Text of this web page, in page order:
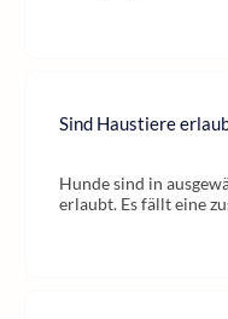
Sind Haustiere
Hunde sind in
erlaubt. Es fällt eine